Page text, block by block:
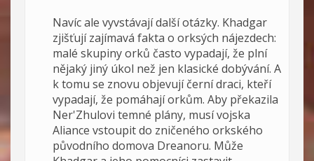
Navíc ale vyvstávají další otázky. Khadgar
zjišťují zajímavá fakta o orksých nájezdech:
malé skupiny orků často vypadají, že plní
nějaký jiný úkol než jen klasické dobývání. A
k tomu se znovu objevují černí draci, kteří
vypadají, že pomáhají orkům. Aby překazila
Ner'Zhulovi temné plány, musí vojska
Aliance vstoupit do zničeného orkského
původního domova Dreanoru. Může